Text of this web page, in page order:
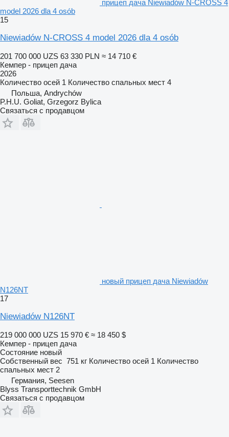
прицеп дача Niewiadów N-CROSS 4
model 2026 dla 4 osób
15
Niewiadów N-CROSS 4 model 2026 dla 4 osób
201 700 000 UZS 63 330 PLN ≈ 14 710 €
Кемпер - прицеп дача
2026
Количество осей 1 Количество спальных мест 4
Польша, Andrychów
P.H.U. Goliat, Grzegorz Bylica
Связаться с продавцом
новый прицеп дача Niewiadów
N126NT
17
Niewiadów N126NT
219 000 000 UZS 15 970 € ≈ 18 450 $
Кемпер - прицеп дача
Состояние новый
Собственный вес 751 кг Количество осей 1 Количество
спальных мест 2
Германия, Seesen
Blyss Transporttechnik GmbH
Связаться с продавцом